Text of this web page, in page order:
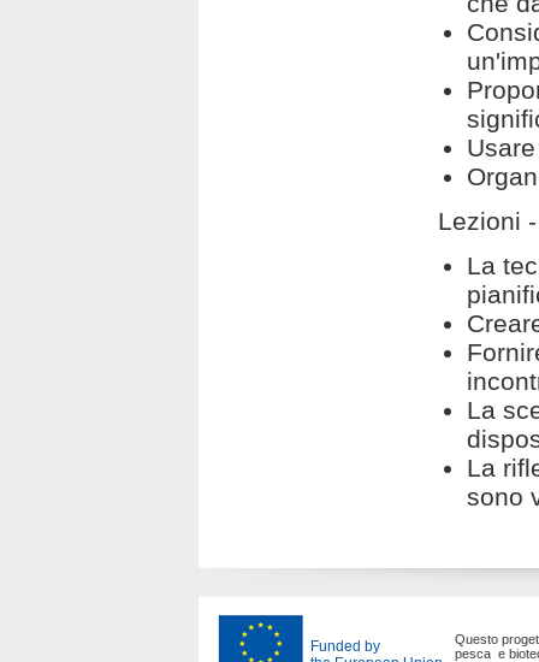
Lezioni
La
La
La
sono
Funded by
Questo
pesca e